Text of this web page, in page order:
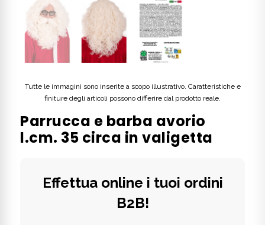
Tutte le immagini sono inserite a scopo illustrativo. Caratteristiche e
finiture degli articoli possono differire dal prodotto reale.
Parrucca e barba avorio
l.cm. 35 circa in valigetta
Effettua online i tuoi ordini
B2B!